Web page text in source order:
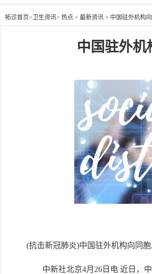
拓诊首页> 卫生资讯> 热点 > 最新资讯 > 中国驻外机构
中国驻外机
(抗击新冠肺炎)中国驻外机构向同
中新社北京4月26日电 近日，中